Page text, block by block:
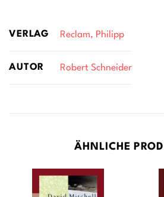
VERLAG Reclam, Philipp
AUTOR Robert Schneider
ÄHNLICHE